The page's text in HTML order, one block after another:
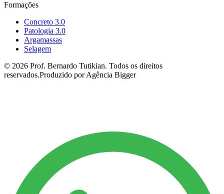
Formações
Concreto 3.0
Patologia 3.0
Argamassas
Selagem
© 2026 Prof. Bernardo Tutikian. Todos os direitos
reservados.Produzido por Agência Bigger